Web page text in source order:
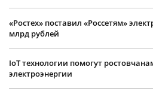
«Ростех» поставил «Россетям»
млрд рублей
IoT технологии помогут
электроэнергии